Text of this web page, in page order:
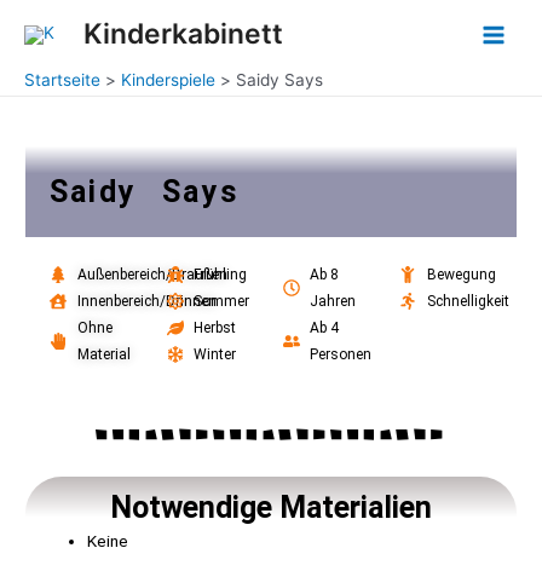
Inhalt
Kinderkabinett
Main
Startseite Kinderspiele Saidy Says
Saidy Says
Außenbereich/Draußen
Innenbereich/Drinnen
Ohne
Material
Frühling
Sommer
Herbst
Winter
Ab 8
Jahren
Ab 4
Personen
Bewegung
Schnelligkeit
Notwendige Materialien
Keine
navigation